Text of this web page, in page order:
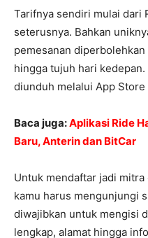
Tarifnya sendiri mulai dari
seterusnya. Bahkan
pemesanan
hingga tujuh hari
diunduh melalui App Store
Baca juga:Aplikasi Ride
Baru, Anterin dan BitCar
Untuk mendaftar jadi
kamu harus mengunjungi
diwajibkan untuk mengisi
lengkap, alamat hingga